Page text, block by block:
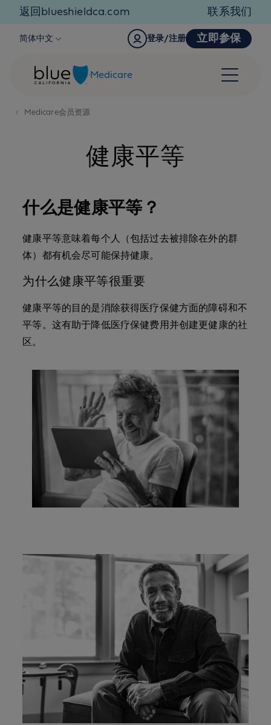
Skip to content
返回blueshieldca.com 联系我们
简体中文 登录/注册 立即参保
Medicare
Medicare会员资源
健康平等
什么是健康平等？
健康平等意味着每个人（包括过去被排除在外的群
体）都有机会尽可能保持健康。
为什么健康平等很重要
健康平等的目的是消除获得医疗保健方面的障碍和不
平等。这有助于降低医疗保健费用并创建更健康的社
区。